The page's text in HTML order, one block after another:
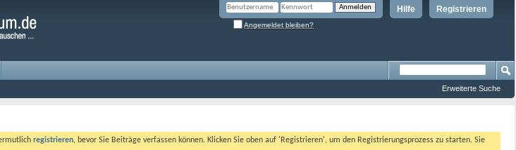
Registrieren
Hilfe
Angemeldet bleiben?
Erweiterte Suche
registrieren, bevor Sie Beiträge verfassen können. Klicken Sie oben auf 'Registrieren', um den Registrierungsprozess zu starten. Sie